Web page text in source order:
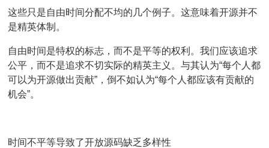
这些只是自由时间分配不均的几个例子。这意味着开源并不
是精英体制。
自由时间是特权的标志，而不是平等的权利。我们应该追求
公平，而不是追求不切实际的精英主义。与其认为“每个人都
可以为开源做出贡献”，倒不如认为“每个人都应该有贡献的
机会”。
时间不平等导致了开放源码缺乏多样性